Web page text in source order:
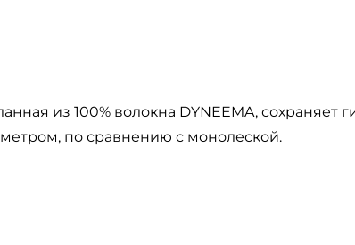
из 100% волокна DYNEEMA, сохраняет
по сравнению с монолеской.